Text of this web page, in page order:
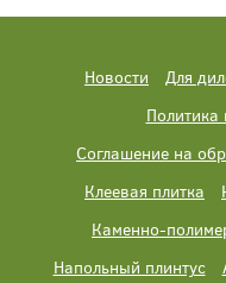
Новости Для
Политика
Соглашение на
Клеевая плитка
Каменно-
Напольный плинтус